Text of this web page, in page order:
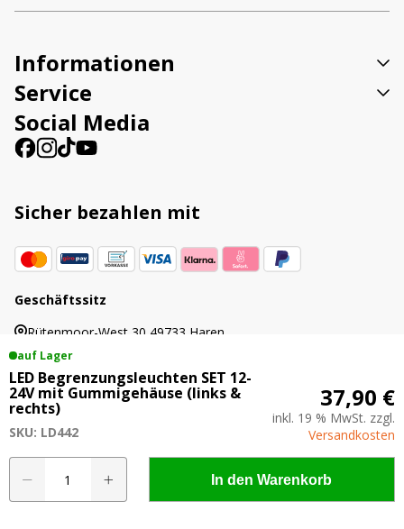
auf Lager
LED Begrenzungsleuchten SET 12-
24V mit Gummigehäuse (links &
rechts)
SKU: LD442
37,90 €
inkl. 19 % MwSt. zzgl.
Versandkosten
LED
Begrenzungsleuchten
SET
In den Warenkorb
Informationen
Service
Social Media
Sicher bezahlen mit
Geschäftssitz
Rütenmoor-West 30 49733 Haren
© 2019 - 2026 AgrarLED.de
Alle Preise inkl. der gesetzlichen MwSt. | Die
durchgestrichenen Preise entsprechen dem
bisherigen Preis in diesem Online-Shop.